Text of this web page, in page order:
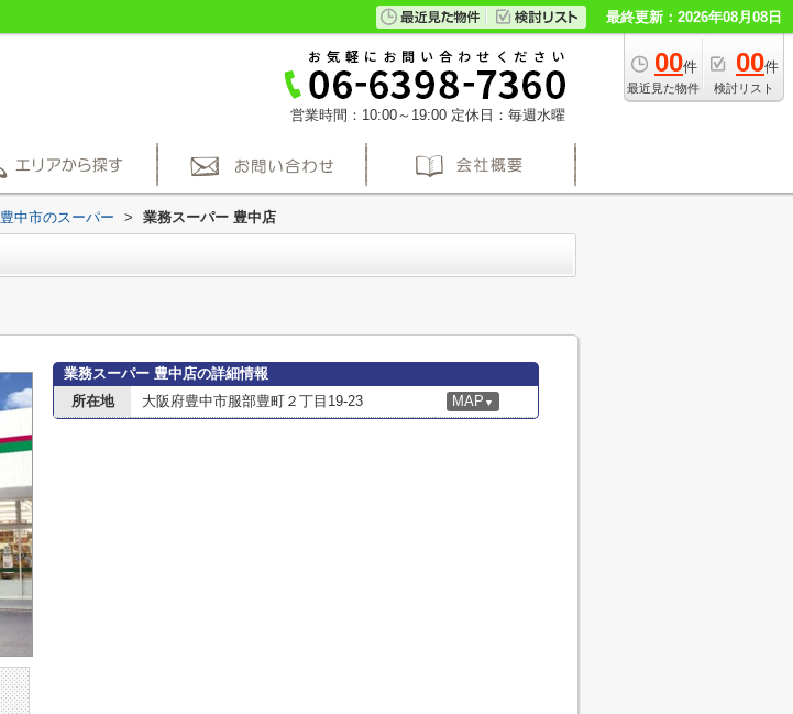
最終更新：2026年08月08日
00件
最近見た物件
00件
検討リスト
営業時間：10:00～19:00 定休日：毎週水曜
豊中市のスーパー > 業務スーパー 豊中店
業務スーパー 豊中店の詳細情報
所在地
大阪府豊中市服部豊町２丁目19-23 MAP ▼